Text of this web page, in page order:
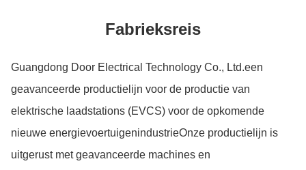
Fabrieksreis
Guangdong Door Electrical Technology Co., Ltd.een
geavanceerde productielijn voor de productie van
elektrische laadstations (EVCS) voor de opkomende
nieuwe energievoertuigenindustrieOnze productielijn is
uitgerust met geavanceerde machines en